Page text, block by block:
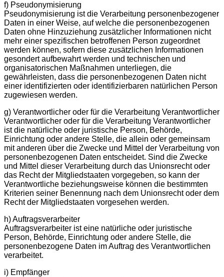
f) Pseudonymisierung
Pseudonymisierung ist die Verarbeitung personenbezogener
Daten in einer Weise, auf welche die personenbezogenen
Daten ohne Hinzuziehung zusätzlicher Informationen nicht
mehr einer spezifischen betroffenen Person zugeordnet
werden können, sofern diese zusätzlichen Informationen
gesondert aufbewahrt werden und technischen und
organisatorischen Maßnahmen unterliegen, die
gewährleisten, dass die personenbezogenen Daten nicht
einer identifizierten oder identifizierbaren natürlichen Person
zugewiesen werden.
g) Verantwortlicher oder für die Verarbeitung Verantwortlicher
Verantwortlicher oder für die Verarbeitung Verantwortlicher
ist die natürliche oder juristische Person, Behörde,
Einrichtung oder andere Stelle, die allein oder gemeinsam
mit anderen über die Zwecke und Mittel der Verarbeitung von
personenbezogenen Daten entscheidet. Sind die Zwecke
und Mittel dieser Verarbeitung durch das Unionsrecht oder
das Recht der Mitgliedstaaten vorgegeben, so kann der
Verantwortliche beziehungsweise können die bestimmten
Kriterien seiner Benennung nach dem Unionsrecht oder dem
Recht der Mitgliedstaaten vorgesehen werden.
h) Auftragsverarbeiter
Auftragsverarbeiter ist eine natürliche oder juristische
Person, Behörde, Einrichtung oder andere Stelle, die
personenbezogene Daten im Auftrag des Verantwortlichen
verarbeitet.
i) Empfänger